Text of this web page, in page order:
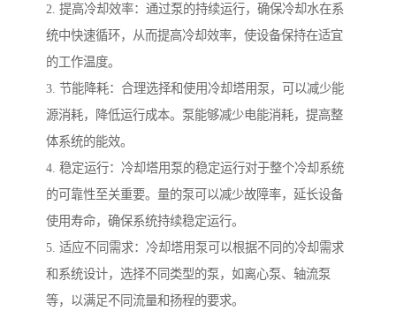
2. 提高冷却效率：通过泵的持续运行，确保冷却水在系
统中快速循环，从而提高冷却效率，使设备保持在适宜
的工作温度。
3. 节能降耗：合理选择和使用冷却塔用泵，可以减少能
源消耗，降低运行成本。泵能够减少电能消耗，提高整
体系统的能效。
4. 稳定运行：冷却塔用泵的稳定运行对于整个冷却系统
的可靠性至关重要。量的泵可以减少故障率，延长设备
使用寿命，确保系统持续稳定运行。
5. 适应不同需求：冷却塔用泵可以根据不同的冷却需求
和系统设计，选择不同类型的泵，如离心泵、轴流泵
等，以满足不同流量和扬程的要求。